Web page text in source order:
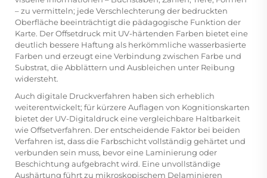
– zu vermitteln; jede Verschlechterung der bedruckten
Oberfläche beeinträchtigt die pädagogische Funktion der
Karte. Der Offsetdruck mit UV-härtenden Farben bietet eine
deutlich bessere Haftung als herkömmliche wasserbasierte
Farben und erzeugt eine Verbindung zwischen Farbe und
Substrat, die Abblättern und Ausbleichen unter Reibung
widersteht.
Auch digitale Druckverfahren haben sich erheblich
weiterentwickelt; für kürzere Auflagen von Kognitionskarten
bietet der UV-Digitaldruck eine vergleichbare Haltbarkeit
wie Offsetverfahren. Der entscheidende Faktor bei beiden
Verfahren ist, dass die Farbschicht vollständig gehärtet und
verbunden sein muss, bevor eine Laminierung oder
Beschichtung aufgebracht wird. Eine unvollständige
Aushärtung führt zu mikroskopischem Delaminieren